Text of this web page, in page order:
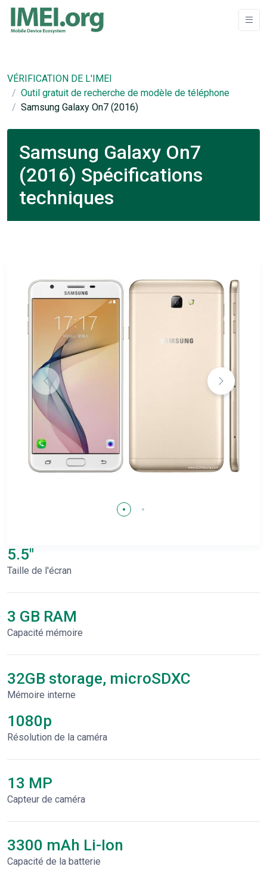
VÉRIFICATION DE L'IMEI
Outil gratuit de recherche de modèle de téléphone
Samsung Galaxy On7 (2016)
Samsung Galaxy On7
(2016) Spécifications
techniques
5.5"
Taille de l'écran
3 GB RAM
Capacité mémoire
32GB storage, microSDXC
Mémoire interne
1080p
Résolution de la caméra
13 MP
Capteur de caméra
3300 mAh Li-Ion
Capacité de la batterie